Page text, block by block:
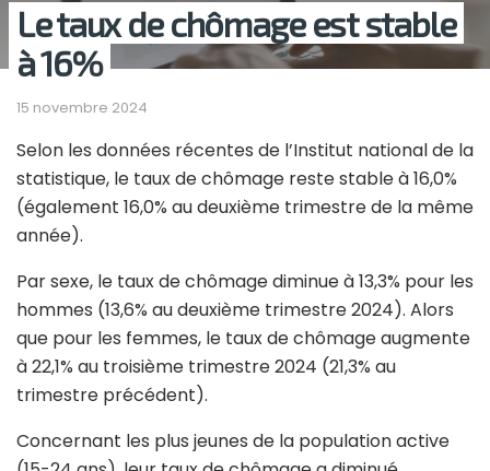
Le taux de chômage est stable
à 16%
15 novembre 2024
Selon les données récentes de l’Institut national de la
statistique, le taux de chômage reste stable à 16,0%
(également 16,0% au deuxième trimestre de la même
année).
Par sexe, le taux de chômage diminue à 13,3% pour les
hommes (13,6% au deuxième trimestre 2024). Alors
que pour les femmes, le taux de chômage augmente
à 22,1% au troisième trimestre 2024 (21,3% au
trimestre précédent).
Concernant les plus jeunes de la population active